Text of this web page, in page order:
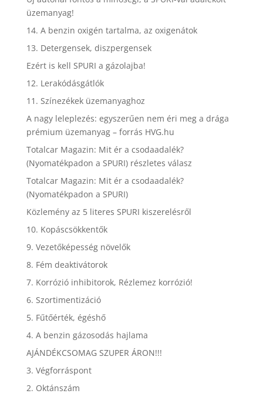
üzemanyag!
14. A benzin oxigén tartalma, az oxigenátok
13. Detergensek, diszpergensek
Ezért is kell SPURI a gázolajba!
12. Lerakódásgátlók
11. Színezékek üzemanyaghoz
A nagy leleplezés: egyszerűen nem éri meg a drága
prémium üzemanyag – forrás HVG.hu
Totalcar Magazin: Mit ér a csodaadalék?
(Nyomatékpadon a SPURI) részletes válasz
Totalcar Magazin: Mit ér a csodaadalék?
(Nyomatékpadon a SPURI)
Közlemény az 5 literes SPURI kiszerelésről
10. Kopáscsökkentők
9. Vezetőképesség növelők
8. Fém deaktivátorok
7. Korrózió inhibitorok, Rézlemez korrózió!
6. Szortimentizáció
5. Fűtőérték, égéshő
4. A benzin gázosodás hajlama
AJÁNDÉKCSOMAG SZUPER ÁRON!!!
3. Végforráspont
2. Oktánszám